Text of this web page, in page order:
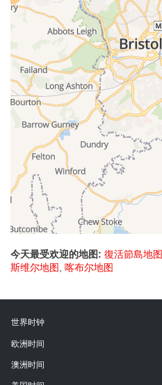
今天最受欢迎的地图: 復活節島地图
斯维尔地图, 喀布尔地图
世界时钟
欧洲时间
澳洲时间